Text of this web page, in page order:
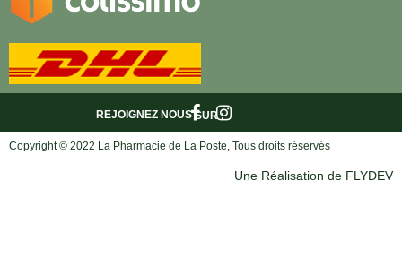
SUR :
REJOIGNEZ NOUS
Copyright © 2022 La Pharmacie de La Poste, Tous droits réservés
Une Réalisation de FLYDEV